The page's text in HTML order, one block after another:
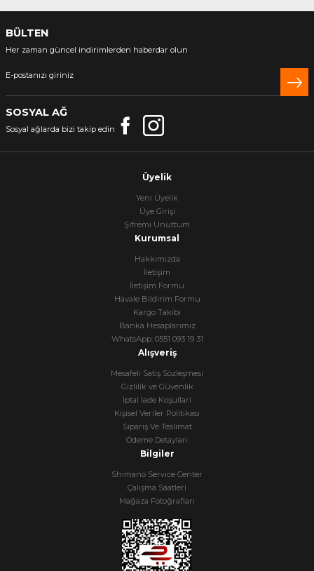
BÜLTEN
Her zaman güncel indirimlerden haberdar olun
SOSYAL AĞ
Sosyal ağlarda bizi takip edin
Üyelik
Yeni Üyelik
Üye Girişi
Şifremi Unuttum
Kurumsal
Hakkımızda
İletişim
İletişim Formu
Havale Bildirim Formu
Kargo Takibi
Banka Hesaplarımız
WhatsApp: 0551 093 19 31
Alışveriş
Mesafeli Satış Sözleşmesi
Gizlilik ve Güvenlik
İptal İade Koşullari
Kişisel Veriler Politikası
Sipariş Ve Teslimat
Ödeme Detayları
Bilgiler
Shimano Service Center
Çalışma Saatleri
Mağaza Fotoğrafları